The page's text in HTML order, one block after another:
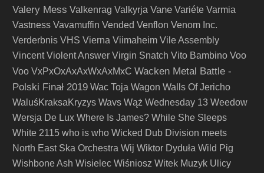
Valery Mess Valkenrag Valkyrja Vane Variéte Varmia
Vastness Vavamuffin Vended Venflon Venom Inc.
Verderbnis VHS Vierna Viimaheim Vile Assembly
Vincent Violent Answer Virgin Snatch Vito Bambino Voo
Voo VxPxOxAxAxWxAxMxC Wacken Metal Battle -
Polski Finał 2019 Wac Toja Wagon Walls Of Jericho
WaluśKraksaKryzys Wavs Wąż Wednesday 13 Weedow
Wersja De Lux Where Is James? While She Sleeps
White 2115 who is who Wicked Dub Division meets
North East Ska Orchestra Wij Wiktor Dyduła Wild Pig
Wishbone Ash Wisielec Wiśniosz Witek Muzyk Ulicy